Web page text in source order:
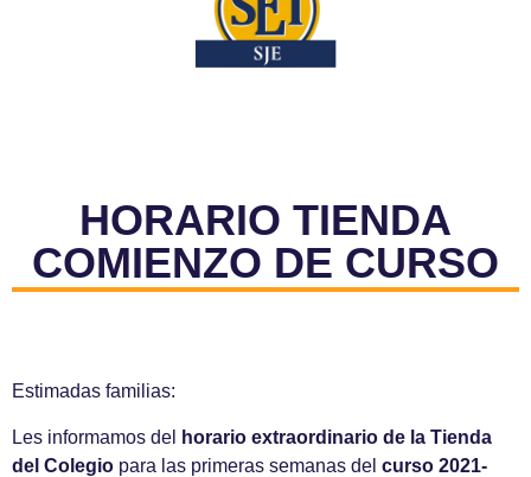
HORARIO TIENDA
COMIENZO DE CURSO
Estimadas familias:
Les informamos del
horario extraordinario de la Tienda
del Colegio para las primeras semanas del curso 2021-